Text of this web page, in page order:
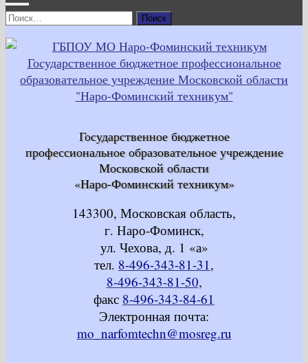
Найти:
Государственное бюджетное
профессиональное образовательное учреждение
Московской области
«Наро-Фоминский техникум»
143300, Московская область,
г. Наро-Фоминск,
ул. Чехова, д. 1 «а»
тел. 8-496-343-81-31,
8-496-343-81-50,
факс 8-496-343-84-61
Электронная почта:
mo_narfomtechn@mosreg.ru